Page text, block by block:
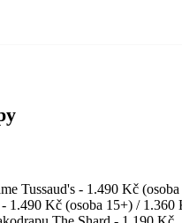
Tussaud's - 1.490 Kč
1.490 Kč (osoba 15+) / 1.360